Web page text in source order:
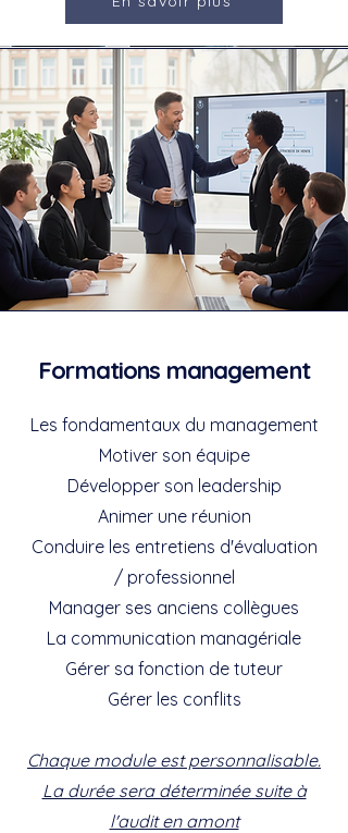
Formations management
Les fondamentaux du management
Motiver son équipe
Développer son leadership
Animer une réunion
Conduire les entretiens d'évaluation
/ professionnel
Manager ses anciens collègues
La communication managériale
Gérer sa fonction de tuteur
Gérer les conflits
Chaque module est personnalisable.
La durée sera déterminée suite à
l'audit en amont